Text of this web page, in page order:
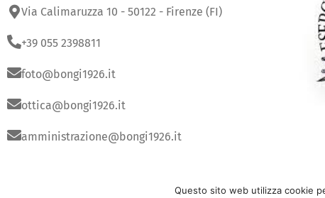
Via Calimaruzza 10 - 50122 - Firenze (FI)
+39 055 2398811
foto@bongi1926.it
ottica@bongi1926.it
amministrazione@bongi1926.it
Bongi Srl | P.IVA
Questo sito web utilizza cookie